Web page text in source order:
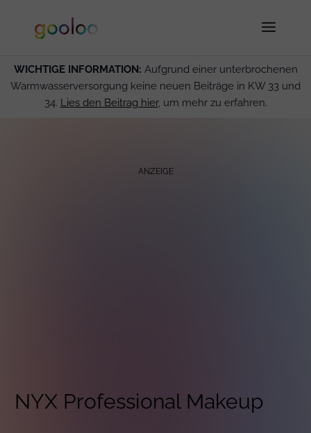
WICHTIGE INFORMATION: Aufgrund einer unterbrochenen
Warmwasserversorgung keine neuen Beiträge in KW 33 und
34. Lies den Beitrag hier, um mehr zu erfahren.
NYX Professional Makeup